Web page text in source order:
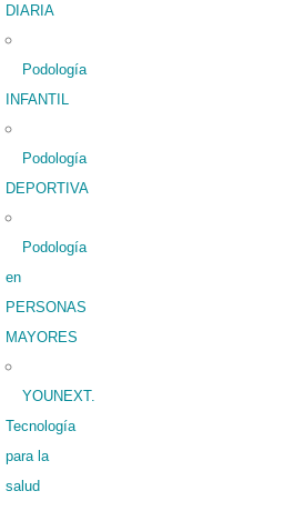
DIARIA
Podología
INFANTIL
Podología
DEPORTIVA
Podología
en
PERSONAS
MAYORES
YOUNEXT.
Tecnología
para la
salud